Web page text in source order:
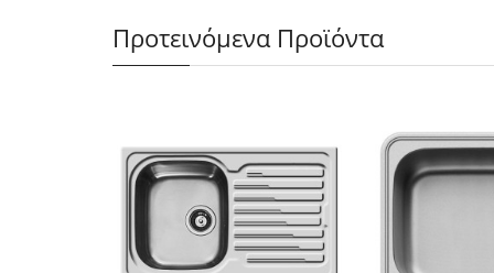
Προτεινόμενα Προϊόντα